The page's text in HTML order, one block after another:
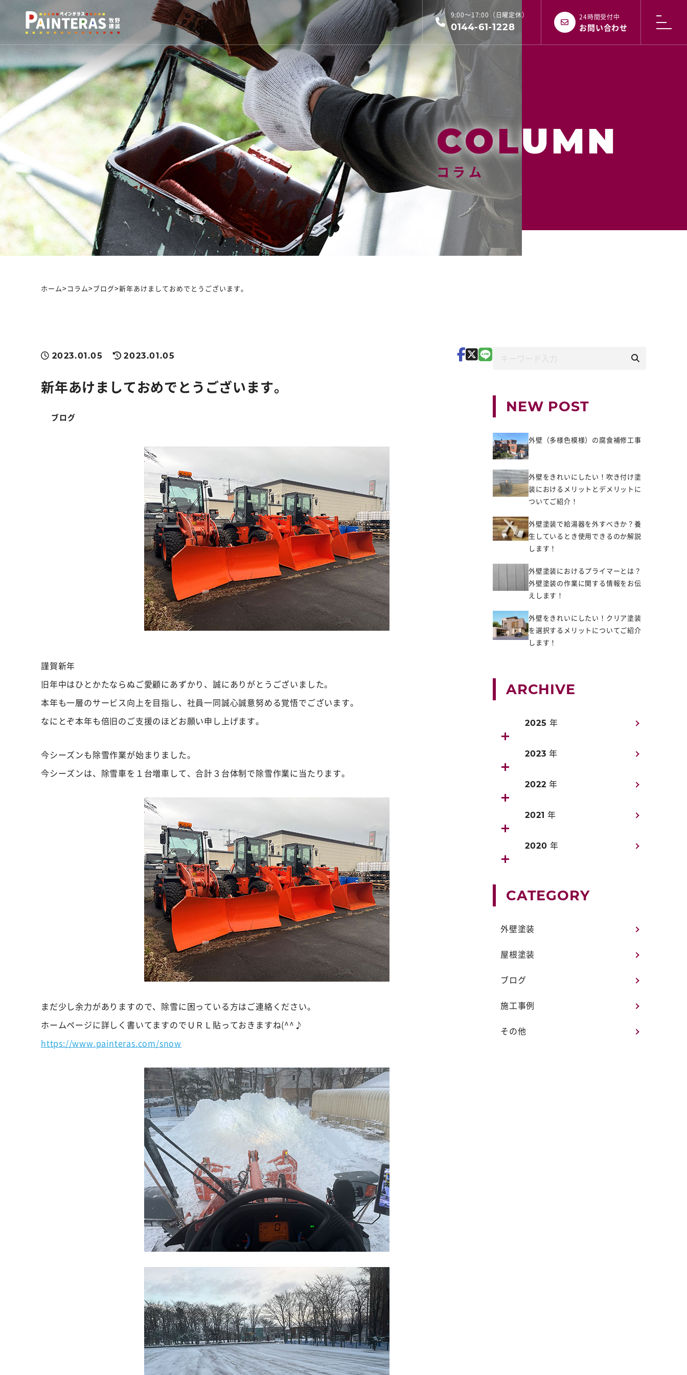
9:00～17:00（日曜定休）
0144-61-1228
24時間受付中
お問い合わせ
コラム
コラム
ホーム>コラム>ブログ>新年あけましておめでとうございます。
2023.01.05 2023.01.05
新年あけましておめでとうございます。
ブログ
謹賀新年
旧年中はひとかたならぬご愛顧にあずかり、誠にありがとうございました。
本年も一層のサービス向上を目指し、社員一同誠心誠意努める覚悟でございます。
なにとぞ本年も倍旧のご支援のほどお願い申し上げます。
今シーズンも除雪作業が始まりました。
今シーズンは、除雪車を１台増車して、合計３台体制で除雪作業に当たります。
まだ少し余力がありますので、除雪に困っている方はご連絡ください。
ホームページに詳しく書いてますのでＵＲＬ貼っておきますね(^^♪
https://www.painteras.com/snow
NEW POST
外壁（多様色模様）の腐食補修工事
外壁をきれいにしたい！吹き付け塗
装におけるメリットとデメリットに
ついてご紹介！
外壁塗装で給湯器を外すべきか？養
生しているとき使用できるのか解説
します！
外壁塗装におけるプライマーとは？
外壁塗装の作業に関する情報をお伝
えします！
外壁をきれいにしたい！クリア塗装
を選択するメリットについてご紹介
します！
ARCHIVE
2025 年
2023 年
2022 年
2021 年
2020 年
CATEGORY
外壁塗装
屋根塗装
ブログ
施工事例
その他